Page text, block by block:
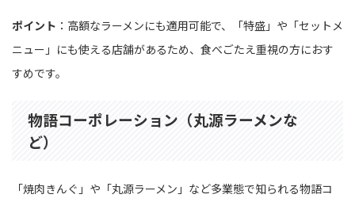
ポイント ：高額なラーメンにも適用可能で、「特盛」や「セットメ
ニュー」にも使える店舗があるため、食べごたえ重視の方におす
すめです。
物語コーポレーション（丸源ラーメンな
ど）
「焼肉きんぐ」や「丸源ラーメン」など多業態で知られる物語コ